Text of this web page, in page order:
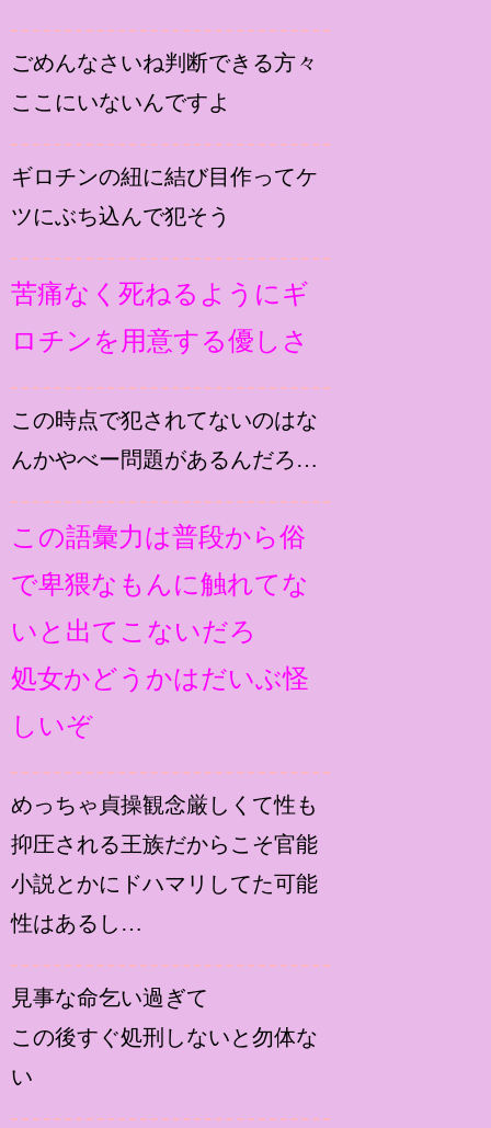
ごめんなさいね判断できる方々
ここにいないんですよ
ギロチンの紐に結び目作ってケ
ツにぶち込んで犯そう
苦痛なく死ねるようにギ
ロチンを用意する優しさ
この時点で犯されてないのはな
んかやべー問題があるんだろ…
この語彙力は普段から俗
で卑猥なもんに触れてな
いと出てこないだろ
処女かどうかはだいぶ怪
しいぞ
めっちゃ貞操観念厳しくて性も
抑圧される王族だからこそ官能
小説とかにドハマリしてた可能
性はあるし…
見事な命乞い過ぎて
この後すぐ処刑しないと勿体な
い